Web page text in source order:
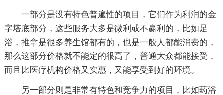
一部分是没有特色普遍性的项目，它们作为利润的金
字塔底部分，这些服务大多是微利或不赢利的，比如足
浴，推拿是很多养生馆都有的，也是一般人都能消费的，
那么这部分价格就不能定的很高了，普通大众都能接受，
而且比医疗机构价格又实惠，又能享受到好的环境。
另一部分则是非常有特色和竞争力的项目，比如药浴